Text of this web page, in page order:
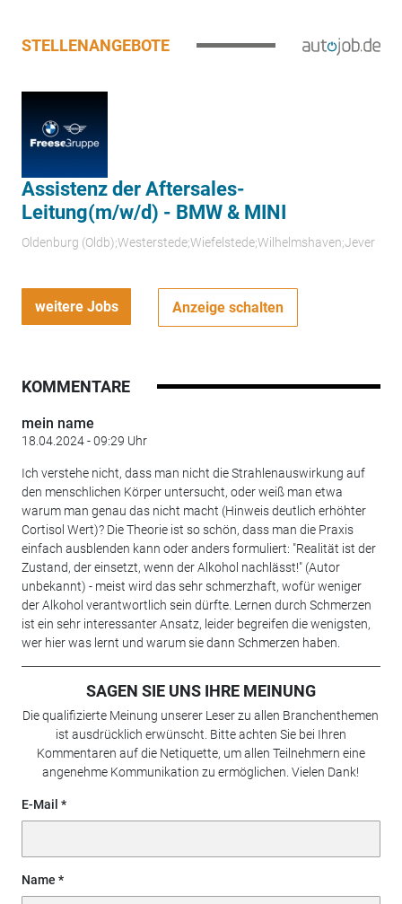
STELLENANGEBOTE
Assistenz der Aftersales-
Leitung(m/w/d) - BMW & MINI
Oldenburg (Oldb);Westerstede;Wiefelstede;Wilhelmshaven;Jever
weitere Jobs Anzeige schalten
KOMMENTARE
mein name
18.04.2024 - 09:29 Uhr
Ich verstehe nicht, dass man nicht die Strahlenauswirkung auf
den menschlichen Körper untersucht, oder weiß man etwa
warum man genau das nicht macht (Hinweis deutlich erhöhter
Cortisol Wert)? Die Theorie ist so schön, dass man die Praxis
einfach ausblenden kann oder anders formuliert: "Realität ist der
Zustand, der einsetzt, wenn der Alkohol nachlässt!" (Autor
unbekannt) - meist wird das sehr schmerzhaft, wofür weniger
der Alkohol verantwortlich sein dürfte. Lernen durch Schmerzen
ist ein sehr interessanter Ansatz, leider begreifen die wenigsten,
wer hier was lernt und warum sie dann Schmerzen haben.
SAGEN SIE UNS IHRE MEINUNG
Die qualifizierte Meinung unserer Leser zu allen Branchenthemen
ist ausdrücklich erwünscht. Bitte achten Sie bei Ihren
Kommentaren auf die Netiquette, um allen Teilnehmern eine
angenehme Kommunikation zu ermöglichen. Vielen Dank!
E-Mail
Name